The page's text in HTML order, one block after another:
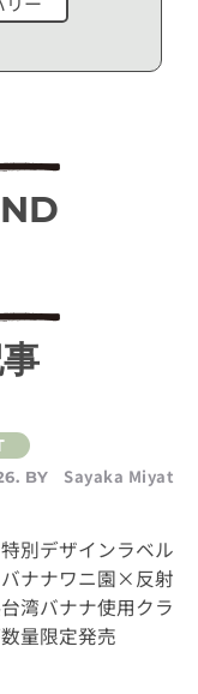
BY Sayaka Miyat
特別デザインラベル
ナナワニ園×反射
湾バナナ使用クラ
量限定発売